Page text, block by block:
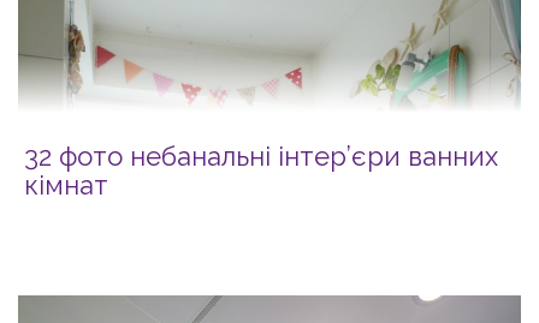
32 фото небанальні інтер’єри ванних
кімнат